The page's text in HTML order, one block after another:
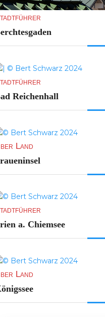
Reichenhall
Land
a. Chiemsee
Land